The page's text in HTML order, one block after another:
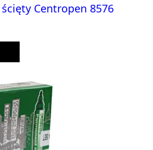
Centropen 8576